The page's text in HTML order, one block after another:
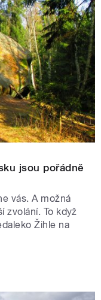
jsou pořádně
vás. A možná
zvolání. To když
Žihle na